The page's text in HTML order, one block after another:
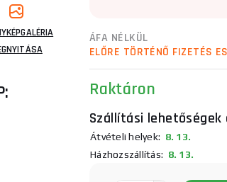
ÁFA NÉLKÜL
ELŐRE TÖRTÉNŐ FIZETÉS
Raktáron
Szállítási lehetőségek
Átvételi helyek: 8. 13.
Házhozszállítás: 8. 13.